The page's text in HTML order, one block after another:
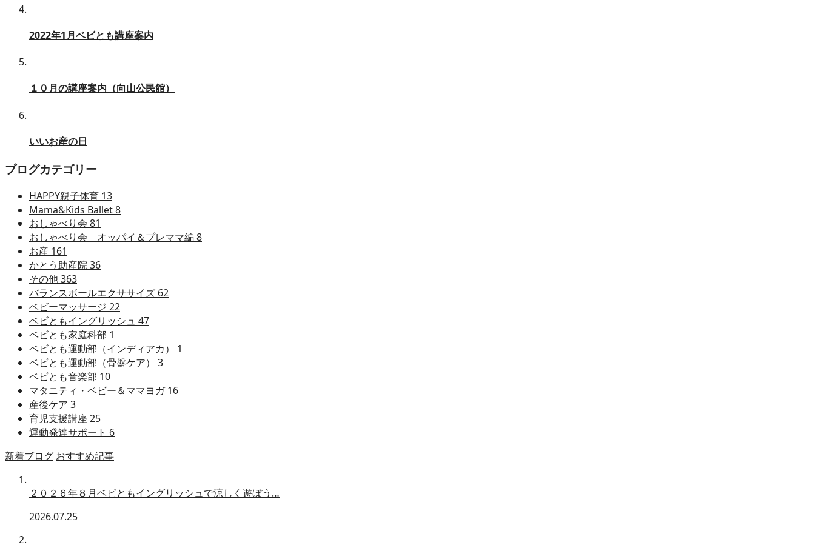
2022年1月ベビとも講座案内
１０月の講座案内（向山公民館）
いいお産の日
ブログカテゴリー
HAPPY親子体育 13
Mama&Kids Ballet8
おしゃべり会 81
おしゃべり会 オッパイ＆プレママ編8
お産 161
かとう助産院36
その他363
バランスボールエクササイズ 62
ベビーマッサージ 22
ベビともイングリッシュ 47
ベビとも家庭科部 1
ベビとも運動部（インディアカ） 1
ベビとも運動部（骨盤ケア） 3
ベビとも音楽部 10
マタニティ・ベビー＆ママヨガ16
産後ケア 3
育児支援講座 25
運動発達サポート 6
新着ブログ おすすめ記事
２０２６年８月ベビともイングリッシュで涼しく遊ぼう…
2026.07.25